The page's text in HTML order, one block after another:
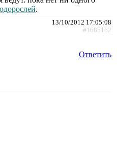
.
13/10/2012 17:05:08
#1685162
Ответить